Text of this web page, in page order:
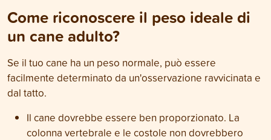
Come riconoscere il peso ideale di
un cane adulto?
Se il tuo cane ha un peso normale, può essere
facilmente determinato da un'osservazione ravvicinata e
dal tatto.
Il cane dovrebbe essere ben proporzionato. La
colonna vertebrale e le costole non dovrebbero